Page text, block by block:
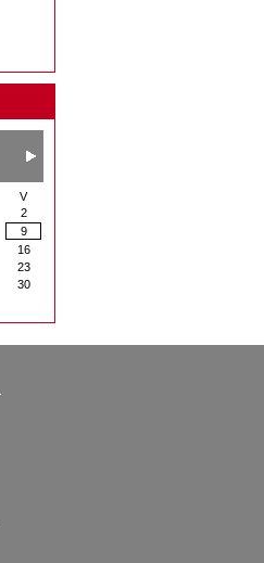
V
2
9
16
23
30